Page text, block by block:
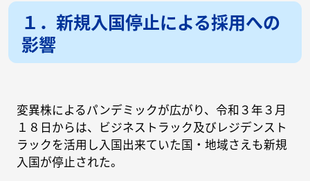
１．新規入国停止による採用への
影響
変異株によるパンデミックが広がり、令和３年３月
１８日からは、ビジネストラック及びレジデンスト
ラックを活用し入国出来ていた国・地域さえも新規
入国が停止された。